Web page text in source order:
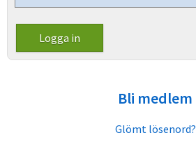
Bli medlem
Glömt lösenord?